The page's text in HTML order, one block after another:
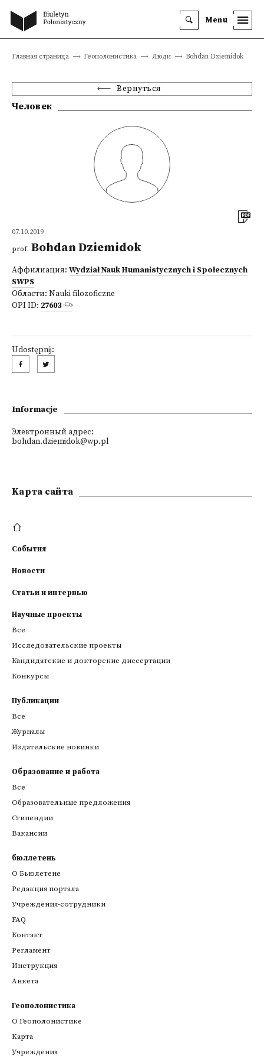
Menu
Главная страница Геополонистика Люди Bohdan Dziemidok
Вернуться
Человек
07.10.2019
prof. Bohdan Dziemidok
Аффилиация: Wydział Nauk Humanistycznych i Społecznych
SWPS
Области: Nauki filozoficzne
OPI ID: 27603
Udostępnij:
Informacje
Электронный адрес:
bohdan.dziemidok@wp.pl
Kарта сайта
События
Новости
Статьи и интервью
Научные проекты
Все
Исследовательские проекты
Кандидатские и докторские диссертации
Конкурсы
Публикации
Все
Журналы
Издательские новинки
Образование и работа
Все
Образовательные предложения
Стипендии
Вакансии
бюллетень
О Бьюлетене
Редакция портала
Учреждения-сотрудники
FAQ
Контакт
Регламент
Инструкция
Анкета
Геополонистика
О Геополонистике
Kарта
Учреждения